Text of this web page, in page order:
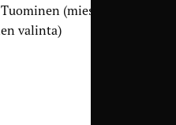
(miesten
valinta)